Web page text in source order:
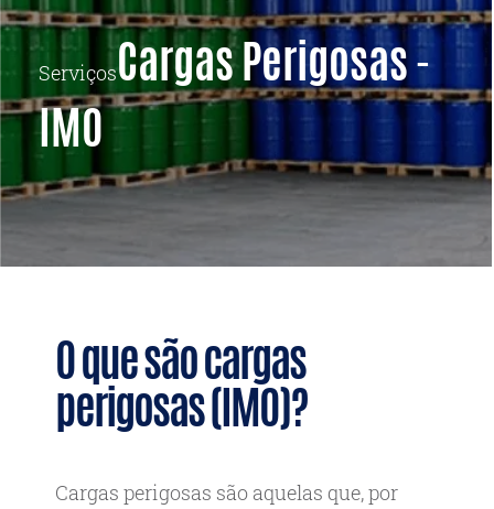
ServiçosCargas Perigosas -
IMO
O que são cargas
perigosas (IMO)?
Cargas perigosas são aquelas que, por